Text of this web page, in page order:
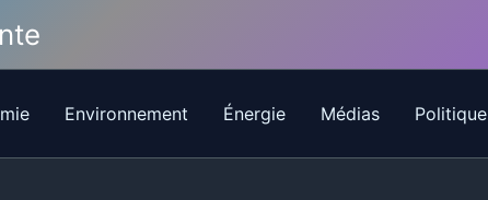
Environnement Énergie Médias Politique